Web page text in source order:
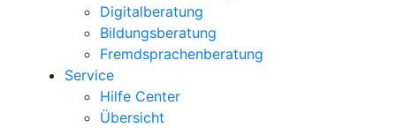
Digitalberatung
Bildungsberatung
Fremdsprachenberatung
Service
Hilfe Center
Übersicht